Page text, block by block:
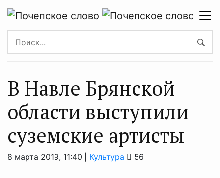
В Навле Брянской
области выступили
суземские артисты
8 марта 2019, 11:40 | Культура 56